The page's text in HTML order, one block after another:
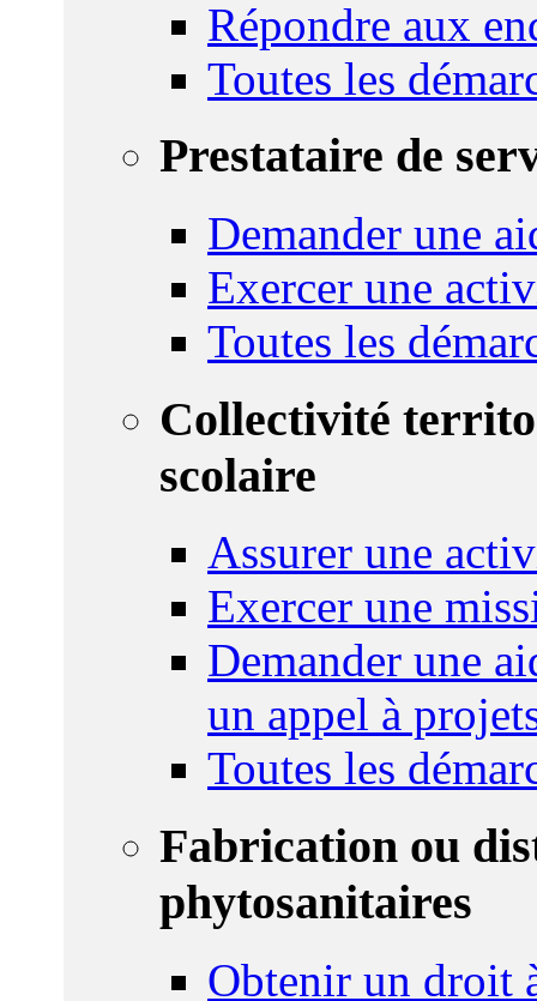
Répondre aux
Toutes les
Prestataire de
Demander une
Exercer une
Toutes les
Collectivité
scolaire
Assurer une
Exercer une
Demander une
un appel à
Toutes les
Fabrication ou
phytosanitaires
Obtenir un droit